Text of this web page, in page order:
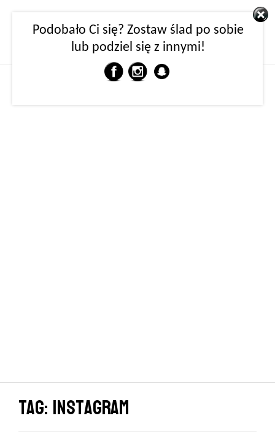
MENU
Tag: instagram
Podobało Ci się? Zostaw ślad po sobie
lub podziel się z innymi!